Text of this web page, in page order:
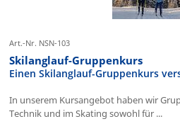
Art.-Nr. NSN-103
Skilanglauf-Gruppenkurs
Einen Skilanglauf-Gruppenkurs
In unserem Kursangebot haben wir
Technik und im Skating sowohl für ...